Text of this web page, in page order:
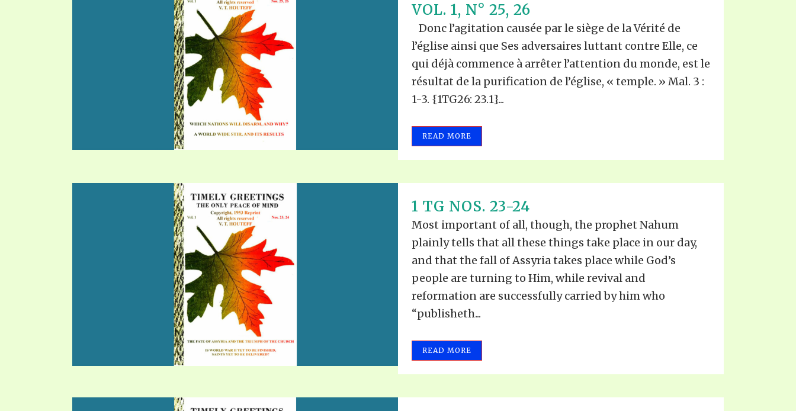
VOL. 1, N° 25, 26
Donc l’agitation causée par le siège de la Vérité de
l’église ainsi que Ses adversaires luttant contre Elle, ce
qui déjà commence à arrêter l’attention du monde, est le
résultat de la purification de l’église, « temple. » Mal. 3 :
1-3. {1TG26: 23.1}...
READ MORE
1 TG NOS. 23-24
Most important of all, though, the prophet Nahum
plainly tells that all these things take place in our day,
and that the fall of Assyria takes place while God’s
people are turning to Him, while revival and
reformation are successfully carried by him who
“publisheth...
READ MORE